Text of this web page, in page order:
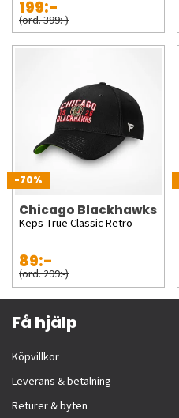
199:-
(ord. 399:-)
-70%
Chicago Blackhawks
Keps True Classic Retro
89:-
(ord. 299:-)
Få hjälp
Köpvillkor
Leverans & betalning
Returer & byten